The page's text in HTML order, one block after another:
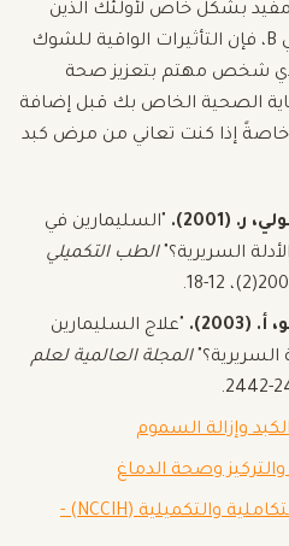
مفيد بشكل خاص لأولئك الذين
يعانون من التهاب الكبد الوبائي B، فإن التأثيرات الواقية للشوك
شخص مهتم بتعزيز صحة
الصحية الخاص بك قبل إضافة
إذا كنت تعاني من مرض كبد
ر. (2001).
"السليمارين في
السريرية؟"الطب التكميلي
"علاج السليمارين
السريرية؟"المجلة العالمية لعلم
وإزالة السموم
المركز الوطني للصحة التكاملية والتكميلية (NCCIH) -